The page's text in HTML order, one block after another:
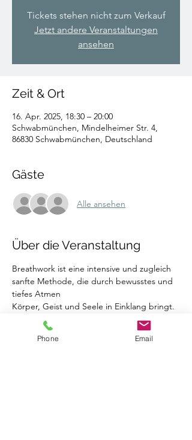
Tickets stehen nicht zum Verkauf
Jetzt andere Veranstaltungen
ansehen
Zeit & Ort
16. Apr. 2025, 18:30 – 20:00
Schwabmünchen, Mindelheimer Str. 4,
86830 Schwabmünchen, Deutschland
Gäste
Alle ansehen
Über die Veranstaltung
Breathwork ist eine intensive und zugleich
sanfte Methode, die durch bewusstes und
tiefes Atmen
Körper, Geist und Seele in Einklang bringt.
Diese Technik hat das Potenzial, tiefsitzende
emotionale Blockaden zu lösen,
unverarbeitete Traumata zu heilen und dir
Phone Email